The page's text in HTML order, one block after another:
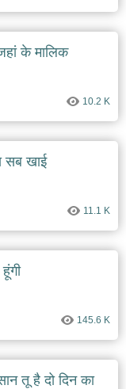
के मालिक
10.2 K
सब खाई
11.1 K
145.6 K
तू है दो दिन का